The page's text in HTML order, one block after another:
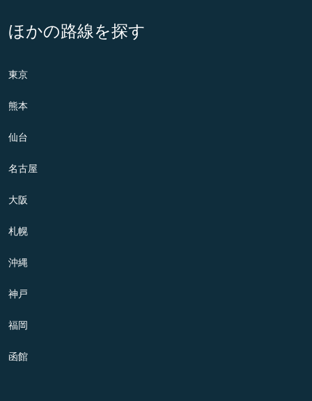
ほかの路線を探す
東京
熊本
仙台
名古屋
大阪
札幌
沖縄
神戸
福岡
函館